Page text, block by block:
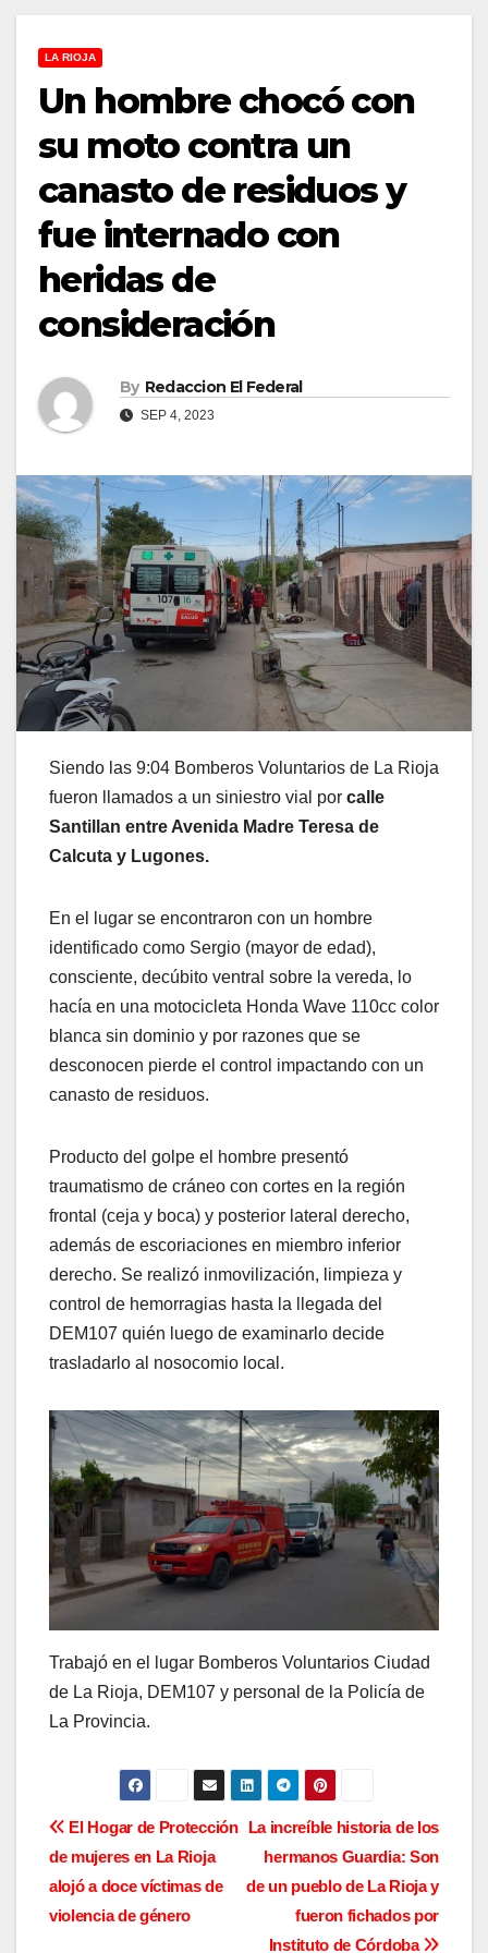
LA RIOJA
Un hombre chocó con
su moto contra un
canasto de residuos y
fue internado con
heridas de
consideración
By Redaccion El Federal
SEP 4, 2023
Siendo las 9:04 Bomberos Voluntarios de La Rioja
fueron llamados a un siniestro vial por calle
Santillan entre Avenida Madre Teresa de
Calcuta y Lugones.
En el lugar se encontraron con un hombre
identificado como Sergio (mayor de edad),
consciente, decúbito ventral sobre la vereda, lo
hacía en una motocicleta Honda Wave 110cc color
blanca sin dominio y por razones que se
desconocen pierde el control impactando con un
canasto de residuos.
Producto del golpe el hombre presentó
traumatismo de cráneo con cortes en la región
frontal (ceja y boca) y posterior lateral derecho,
además de escoriaciones en miembro inferior
derecho. Se realizó inmovilización, limpieza y
control de hemorragias hasta la llegada del
DEM107 quién luego de examinarlo decide
trasladarlo al nosocomio local.
Trabajó en el lugar Bomberos Voluntarios Ciudad
de La Rioja, DEM107 y personal de la Policía de
La Provincia.
N
a
v
La increíble historia de los
hermanos Guardia: Son
de un pueblo de La Rioja y
fueron fichados por
Instituto de Córdoba
El Hogar de Protección
de mujeres en La Rioja
alojó a doce víctimas de
violencia de género